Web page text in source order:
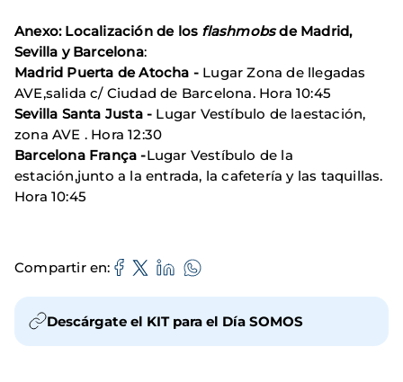
Anexo: Localización de los flashmobsde Madrid,
Sevilla y Barcelona:
Madrid Puerta de Atocha - Lugar Zona de llegadas
AVE,salida c/ Ciudad de Barcelona. Hora 10:45
Sevilla Santa Justa - Lugar Vestíbulo de laestación,
zona AVE . Hora 12:30
Barcelona França -Lugar Vestíbulo de la
estación,junto a la entrada, la cafetería y las taquillas.
Hora 10:45
Compartir en
Descárgate el KIT para el Día SOMOS